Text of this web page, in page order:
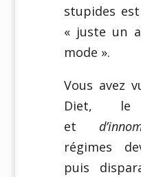
stupides
« juste un
mode ».
Vous avez
Diet, le
et
régimes
puis